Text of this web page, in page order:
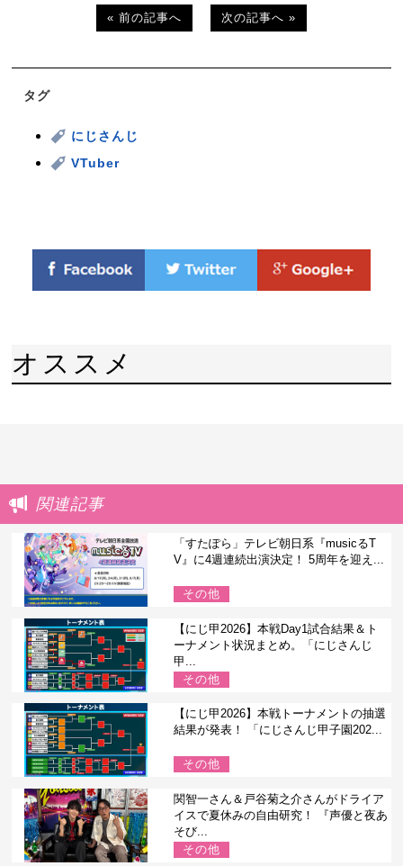
« 前の記事へ 次の記事へ »
タグ
にじさんじ
VTuber
オススメ
関連記事
「すたぽら」テレビ朝日系『musicるT
V』に4週連続出演決定！ 5周年を迎え...
その他
【にじ甲2026】本戦Day1試合結果＆ト
ーナメント状況まとめ。「にじさんじ
甲...
その他
【にじ甲2026】本戦トーナメントの抽選
結果が発表！ 「にじさんじ甲子園202...
その他
関智一さん＆戸谷菊之介さんがドライア
イスで夏休みの自由研究！ 『声優と夜あ
そび...
その他